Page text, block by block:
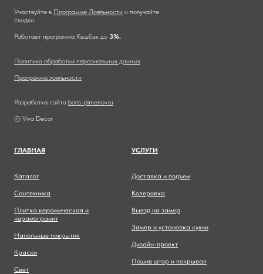
Участвуйте в Программе Лояльности и получайте
скидки.
Работает программа Кешбэк до 3%.
Политика обработки персональных данных
Программа лояльности
Разработка сайта boris-pimenov.ru
© Viva Decor
ГЛАВНАЯ
Каталог
Сантехника
Плитка керамическая и
керамогранит
Напольные покрытия
Краски
Свет
УСЛУГИ
Доставка и подъем
Колеровка
Выезд на замер
Замер и установка кухни
Дизайн-проект
Пошив штор и покрывал